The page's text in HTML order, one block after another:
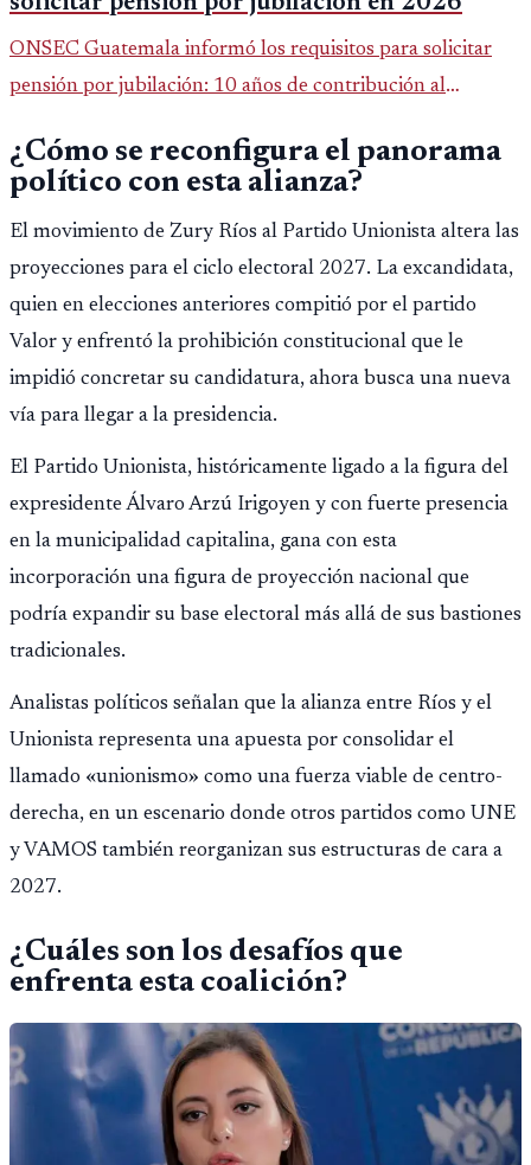
ONSEC Guatemala informó los requisitos para solicitar
pensión por jubilación: 10 años de contribución al
importar edad.
¿Cómo se reconfigura el panorama
político con esta alianza?
El movimiento de Zury Ríos al Partido Unionista altera las
proyecciones para el ciclo electoral 2027. La excandidata,
quien en elecciones anteriores compitió por el partido
Valor y enfrentó la prohibición constitucional que le
impidió concretar su candidatura, ahora busca una nueva
vía para llegar a la presidencia.
El Partido Unionista, históricamente ligado a la figura del
expresidente Álvaro Arzú Irigoyen y con fuerte presencia
en la municipalidad capitalina, gana con esta
incorporación una figura de proyección nacional que
podría expandir su base electoral más allá de sus bastiones
tradicionales.
Analistas políticos señalan que la alianza entre Ríos y el
Unionista representa una apuesta por consolidar el
llamado «unionismo» como una fuerza viable de centro-
derecha, en un escenario donde otros partidos como UNE
y VAMOS también reorganizan sus estructuras de cara a
2027.
¿Cuáles son los desafíos que
enfrenta esta coalición?